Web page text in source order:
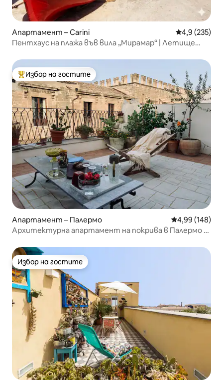
Апартамент – Carini Средна
4,9 (235)
​Пентхаус на плажа във вила „Мирамар“ | Летище
Най-популярен избор на гостите
Избор на гостите
Апартамент – Палермо Средна
4,99 (148)
Архитектурна апартамент на покрива в Палермо с
Избор на гостите
Избор на гостите